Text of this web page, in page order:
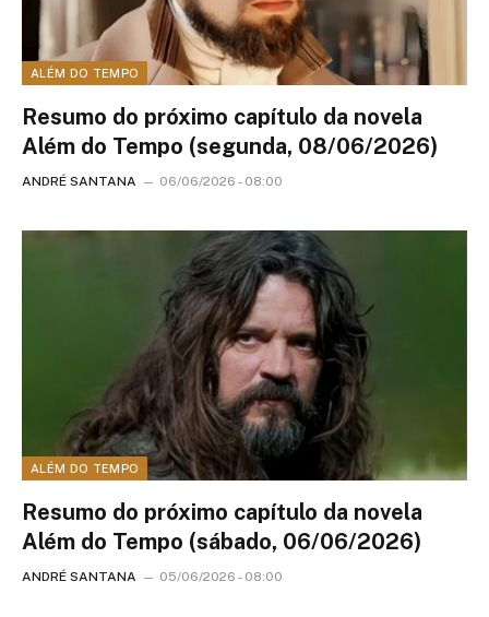
ALÉM DO TEMPO
Resumo do próximo capítulo da novela
Além do Tempo (segunda, 08/06/2026)
ANDRÉ SANTANA 06/06/2026 - 08:00
ALÉM DO TEMPO
Resumo do próximo capítulo da novela
Além do Tempo (sábado, 06/06/2026)
ANDRÉ SANTANA 05/06/2026 - 08:00